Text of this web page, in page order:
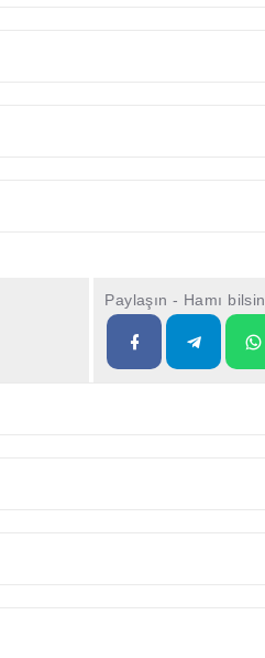
Paylaşın - Hamı bilsin